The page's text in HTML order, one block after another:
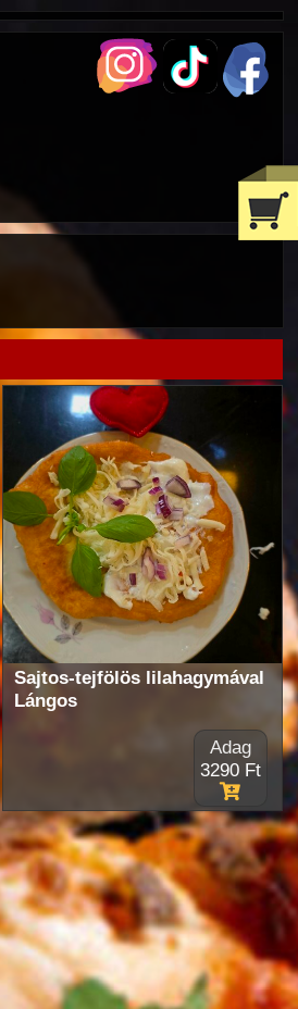
Sajtos-tejfölös lilahagymával
Lángos
Adag
3290 Ft